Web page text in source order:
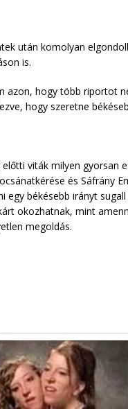
után komolyan
is.
azon, hogy több riportot
hogy szeretne
viták milyen gyorsan
és Sáfrány
békésebb irányt
okozhatnak, mint
megoldás.